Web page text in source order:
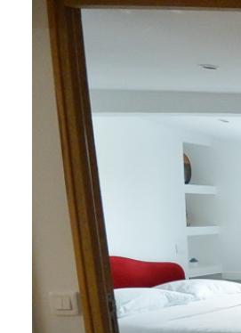
CONTACT
NOTRE
EQUIPE